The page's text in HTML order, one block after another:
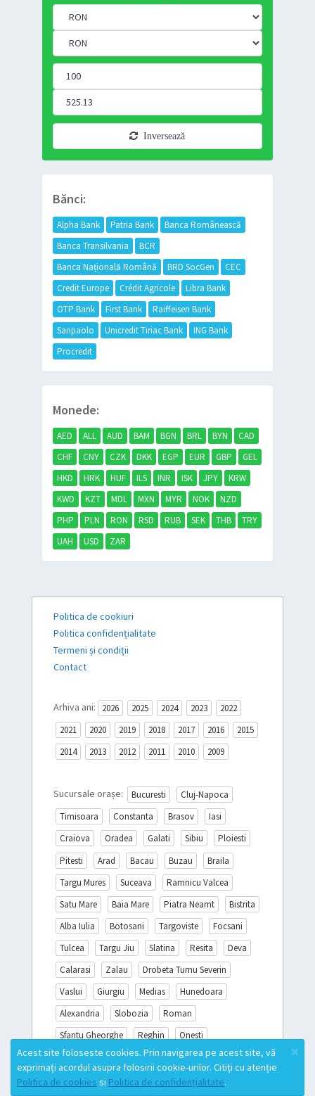
Inversează
Bănci:
Alpha Bank Patria Bank
Banca Românească
Banca Transilvania
BCR
Banca Națională Română
BRD SocGen
CEC
Credit Europe
Crédit Agricole
Libra Bank
OTP Bank
First Bank
Raiffeisen Bank
Sanpaolo
Unicredit Tiriac Bank
ING Bank
Procredit
Monede:
AED ALL AUD BAM BGN BRL BYN
CAD
CHF
CNY CZK DKK EGP EUR GBP
GEL
HKD
HRK HUF ILS INR ISK JPY
KRW
KWD
KZT MDL MXN MYR NOK
NZD
PHP
PLN RON RSD RUB SEK THB
TRY
UAH
USD ZAR
Politica de cookiuri
Politica confidențialitate
Termeni și condiții
Contact
Arhiva ani: 2026 2025 2024 2023
2022
2021
2020 2019 2018 2017 2016
2015
2014
2013 2012 2011 2010 2009
Sucursale orașe: Bucuresti
Cluj-Napoca
Timisoara
Constanta Brasov
Iasi
Craiova
Oradea Galati Sibiu
Ploiesti
Pitesti
Arad Bacau Buzau
Braila
Targu Mures
Suceava
Ramnicu Valcea
Satu Mare
Baia Mare Piatra Neamt
Bistrita
Alba Iulia
Botosani Targoviste
Focsani
Tulcea
Targu Jiu Slatina Resita
Deva
Calarasi
Zalau
Drobeta Turnu Severin
Vaslui
Giurgiu Medias
Hunedoara
Alexandria
Slobozia
Roman
Sfantu Gheorghe
Reghin
Onesti
Sighisoara
Miercurea Ciuc
Turda
Campina
Mioveni Lista completă
×
Acest site foloseste cookies. Prin navigarea pe acest site, vă
exprimați acordul asupra folosirii cookie-urilor. Citiți cu atenție
Politica de cookies si Politica de confidențialitate.